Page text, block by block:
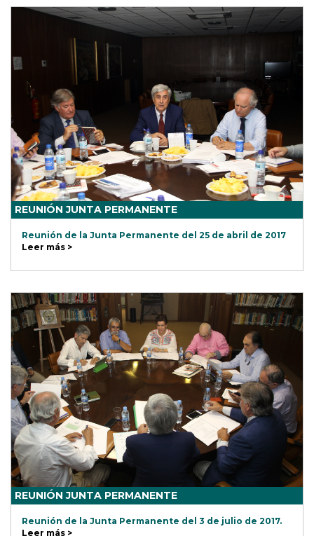
REUNIÓN JUNTA PERMANENTE
Reunión de la Junta Permanente del 25 de abril de 2017
Leer más >
REUNIÓN JUNTA PERMANENTE
Reunión de la Junta Permanente del 3 de julio de 2017.
Leer más >